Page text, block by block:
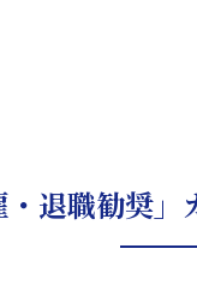
・退職勧奨